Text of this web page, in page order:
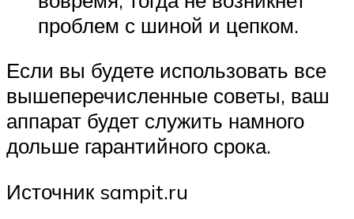
проблем с шиной и цепком.
Если вы будете использовать все
вышеперечисленные советы, ваш
аппарат будет служить намного
дольше гарантийного срока.
Источник sampit.ru